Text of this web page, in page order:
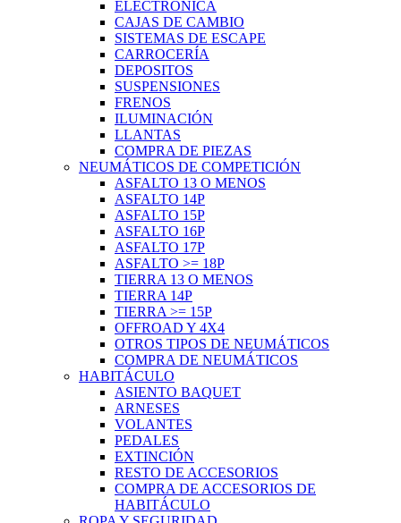
ELECTRÓNICA
CAJAS DE CAMBIO
SISTEMAS DE ESCAPE
CARROCERÍA
DEPOSITOS
SUSPENSIONES
FRENOS
ILUMINACIÓN
LLANTAS
COMPRA DE PIEZAS
NEUMÁTICOS DE COMPETICIÓN
ASFALTO 13 O MENOS
ASFALTO 14P
ASFALTO 15P
ASFALTO 16P
ASFALTO 17P
ASFALTO >= 18P
TIERRA 13 O MENOS
TIERRA 14P
TIERRA >= 15P
OFFROAD Y 4X4
OTROS TIPOS DE NEUMÁTICOS
COMPRA DE NEUMÁTICOS
HABITÁCULO
ASIENTO BAQUET
ARNESES
VOLANTES
PEDALES
EXTINCIÓN
RESTO DE ACCESORIOS
COMPRA DE ACCESORIOS DE
HABITÁCULO